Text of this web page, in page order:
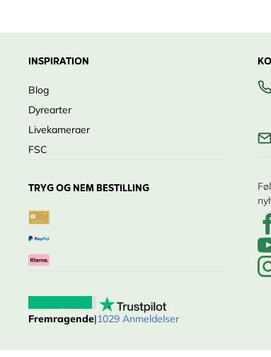
INSPIRATION
Blog
Dyrearter
Livekameraer
FSC
TRYG OG NEM BESTILLING
Fremragende|1029 Anmeldelser